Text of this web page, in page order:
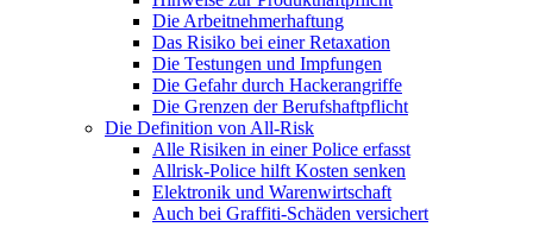
Die Arbeitnehmerhaftung
Das Risiko bei einer Retaxation
Die Testungen und Impfungen
Die Gefahr durch Hackerangriffe
Die Grenzen der Berufshaftpflicht
Die Definition von All-Risk
Alle Risiken in einer Police erfasst
Allrisk-Police hilft Kosten senken
Elektronik und Warenwirtschaft
Auch bei Graffiti-Schäden versichert